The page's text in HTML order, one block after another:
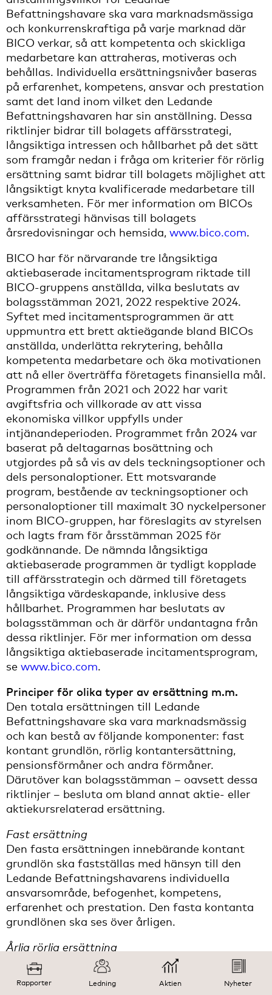
Befattningshavare ska vara marknadsmässiga
och konkurrenskraftiga på varje marknad där
BICO verkar, så att kompetenta och skickliga
medarbetare kan attraheras, motiveras och
behållas. Individuella ersättningsnivåer baseras
på erfarenhet, kompetens, ansvar och prestation
samt det land inom vilket den Ledande
Befattningshavaren har sin anställning. Dessa
riktlinjer bidrar till bolagets affärsstrategi,
långsiktiga intressen och hållbarhet på det sätt
som framgår nedan i fråga om kriterier för rörlig
ersättning samt bidrar till bolagets möjlighet att
långsiktigt knyta kvalificerade medarbetare till
verksamheten. För mer information om BICOs
affärsstrategi hänvisas till bolagets
årsredovisningar och hemsida, www.bico.com.
BICO har för närvarande tre långsiktiga
aktiebaserade incitamentsprogram riktade till
BICO-gruppens anställda, vilka beslutats av
bolagsstämman 2021, 2022 respektive 2024.
Syftet med incitamentsprogrammen är att
uppmuntra ett brett aktieägande bland BICOs
anställda, underlätta rekrytering, behålla
kompetenta medarbetare och öka motivationen
att nå eller överträffa företagets finansiella mål.
Programmen från 2021 och 2022 har varit
avgiftsfria och villkorade av att vissa
ekonomiska villkor uppfylls under
intjänandeperioden. Programmet från 2024 var
baserat på deltagarnas bosättning och
utgjordes på så vis av dels teckningsoptioner och
dels personaloptioner. Ett motsvarande
program, bestående av teckningsoptioner och
personaloptioner till maximalt 30 nyckelpersoner
inom BICO-gruppen, har föreslagits av styrelsen
och lagts fram för årsstämman 2025 för
godkännande. De nämnda långsiktiga
aktiebaserade programmen är tydligt kopplade
till affärsstrategin och därmed till företagets
långsiktiga värdeskapande, inklusive dess
hållbarhet. Programmen har beslutats av
bolagsstämman och är därför undantagna från
dessa riktlinjer. För mer information om dessa
långsiktiga aktiebaserade incitamentsprogram,
se www.bico.com.
Principer för olika typer av ersättning m.m.
Den totala ersättningen till Ledande
Befattningshavare ska vara marknadsmässig
och kan bestå av följande komponenter: fast
kontant grundlön, rörlig kontantersättning,
pensionsförmåner och andra förmåner.
Därutöver kan bolagsstämman – oavsett dessa
riktlinjer – besluta om bland annat aktie- eller
aktiekursrelaterad ersättning.
Fast ersättning
Den fasta ersättningen innebärande kontant
grundlön ska fastställas med hänsyn till den
Ledande Befattningshavarens individuella
ansvarsområde, befogenhet, kompetens,
erfarenhet och prestation. Den fasta kontanta
grundlönen ska ses över årligen.
Årlig rörlig ersättning
Uppfyllelsen av kriterier för tilldelning av rörlig
kontantersättning ska kunna mätas över en
period av ett år. Den rörliga kontanta
Rapporter Ledning Aktien Nyheter